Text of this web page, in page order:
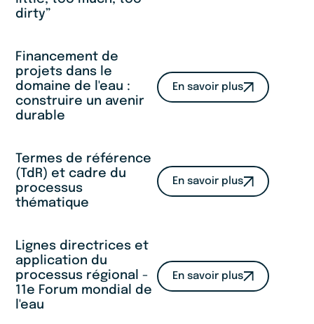
dirty”
Financement de
projets dans le
domaine de l'eau :
construire un avenir
durable
En savoir plus
Termes de référence
(TdR) et cadre du
processus
thématique
En savoir plus
Lignes directrices et
application du
processus régional -
11e Forum mondial de
l'eau
En savoir plus